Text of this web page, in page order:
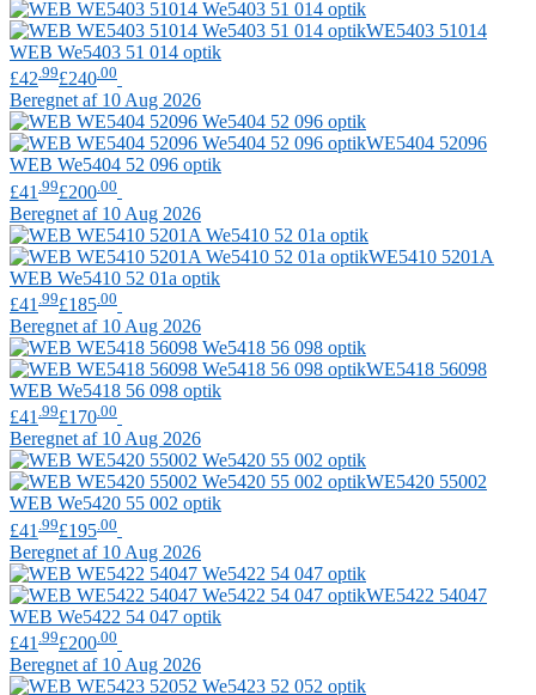
WE5403 51014
WEB We5403 51 014 optik
£42.99£240.00
Beregnet af 10 Aug 2026
WE5404 52096
WEB We5404 52 096 optik
£41 .99£200 .00
Beregnet af 10 Aug 2026
WE5410 5201A
WEB We5410 52 01a optik
£41 .99£185 .00
Beregnet af 10 Aug 2026
WE5418 56098
WEB We5418 56 098 optik
£41 .99£170.00
Beregnet af 10 Aug 2026
WE5420 55002
WEB We5420 55 002 optik
£41 .99£195 .00
Beregnet af 10 Aug 2026
WE5422 54047
WEB We5422 54 047 optik
£41 .99£200 .00
Beregnet af 10 Aug 2026